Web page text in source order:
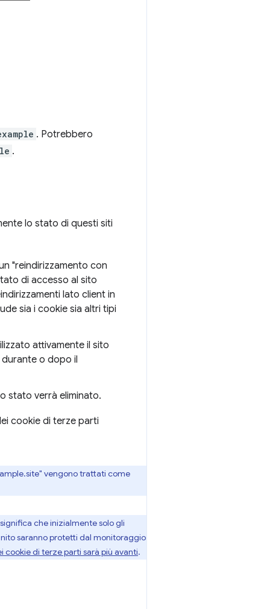
. Potrebbero
.
lo stato di questi siti
"reindirizzamento con
di accesso al sito
lato client in
sia i cookie sia altri tipi
attivamente il sito
o dopo il
stato verrà eliminato.
cookie di terze parti
vengono trattati come
che inizialmente solo gli
saranno protetti dal monitoraggio
cookie di terze parti sarà più avanti.